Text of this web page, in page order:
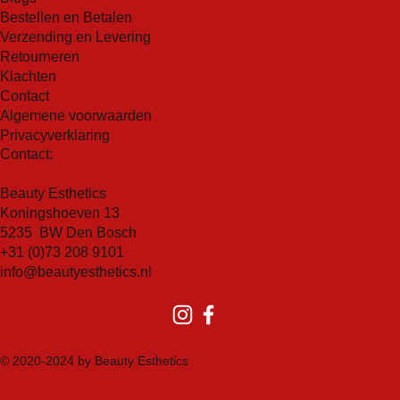
verkleuring en een ongelijkmatige teint, waardoor uw
huid er helderder en egaler uitziet.
Bescherming tegen vrije radicalen:
bevat krachtige antioxidanten die helpen bij het
neutraliseren van schadelijke vrije radicalen in de
huid, waardoor toekomstige schade wordt
geminimaliseerd.
Juvenate wordt de textuur van uw huid merkbaar
gladder en zachter, waardoor een gezonde uitstraling
wordt bevorderd.
ontstekingsremmende eigenschappen, waardoor het
ideaal is voor de gevoelige of geïrriteerde huid.
Marula-olie:
9 en omega 6 om ontstekingen en schade door vrije
radicalen te verminderen. Deze bontanische olie
hydrateert ook diep en vermindert roodheid terwijl het
de huidelasticiteit voedt, geneest, hydrateert en
Natrium PCA:
natuurlijke barrièrefunctie van de huid te beschermen
tegen ontstekingen en onbalans.
Betaïne:Deze natuurlijke stof zit vol met
antioxidanten die helpen bij het hydrateren en
van buitenaf. Betaïne stimuleert ook de
elastischer wordt. Daarnaast helpt het bij het
Bestellen en Betalen
Verzending en Levering
Retourneren
Klachten
Contact
Algemene voorwaarden
Privacyverklaring
Contact:
Beauty Esthetics
Koningshoeven 13
5235 BW Den Bosch
+31 (0)73 208 9101
info@beautyesthetics.nl
© 2020-2024 by Beauty Esthetics